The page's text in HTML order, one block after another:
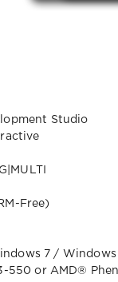
Studio
Free)
7 /
550 or AMD®